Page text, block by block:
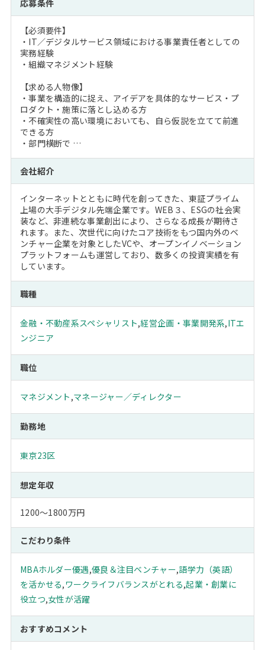
応募条件
【必須要件】
・IT／デジタルサービス領域における事業責任者としての
実務経験
・組織マネジメント経験
【求める人物像】
・事業を構造的に捉え、アイデアを具体的なサービス・プ
ロダクト・施策に落とし込める方
・不確実性の高い環境においても、自ら仮説を立てて前進
できる方
・部門横断で …
会社紹介
インターネットとともに時代を創ってきた、東証プライム
上場の大手デジタル先端企業です。WEB３、ESGの社会実
装など、非連続な事業創出により、さらなる成長が期待さ
れます。また、次世代に向けたコア技術をもつ国内外のベ
ンチャー企業を対象としたVCや、オープンイノベーション
プラットフォームも運営しており、数多くの投資実績を有
しています。
職種
金融・不動産系スペシャリスト,経営企画・事業開発系,ITエ
ンジニア
職位
マネジメント ,マネージャー／ディレクター
勤務地
東京23区
想定年収
1200～1800万円
こだわり条件
MBAホルダー優遇,優良＆注目ベンチャー,語学力（英語）
を活かせる, ワークライフバランスがとれる,起業・創業に
役立つ,女性が活躍
おすすめコメント